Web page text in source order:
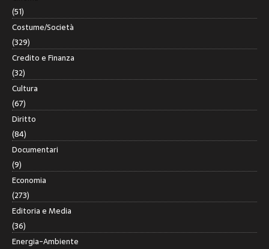
(51)
Costume/Società
(329)
Credito e Finanza
(32)
Cultura
(67)
Diritto
(84)
Documentari
(9)
Economia
(273)
Editoria e Media
(36)
Energia-Ambiente